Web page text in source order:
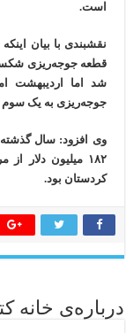
است.
شد اما اردیبهشت
جوجه‌ریزی به یک
وی افزود: سال
کردستان بود.
درباره‌ی خانه